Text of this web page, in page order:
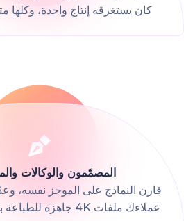
كان يستغرقه إنتاج واحدة، وكلها
المصمّمون والوكالات
قارن النماذج على الموجز نفسه،
عملاءك ملفات 4K جاهزة للطباعة بدلاً من لوحة إلهام.